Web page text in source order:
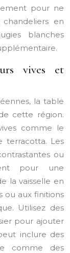
pour ne
en
blanches
vives et
la table
cette région.
comme le
terracotta. Les
ou
pour une
la vaisselle en
ou aux finitions
Utilisez des
pour ajouter
inclure des
comme des